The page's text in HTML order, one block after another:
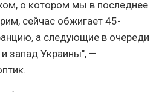
о котором мы в последнее
сейчас обжигает 45-
а следующие в очереди
запад Украины", —